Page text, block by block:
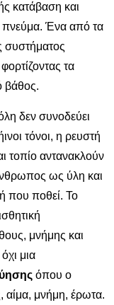
κατάβαση και
πνεύμα. Ένα από τα
συστήματος
τα
βάθος.
δεν συνοδεύει
τόνοι, η ρευστή
τοπίο αντανακλούν
ως ύλη και
που ποθεί. Το
μνήμης και
μια
όπου ο
μνήμη, έρωτα.